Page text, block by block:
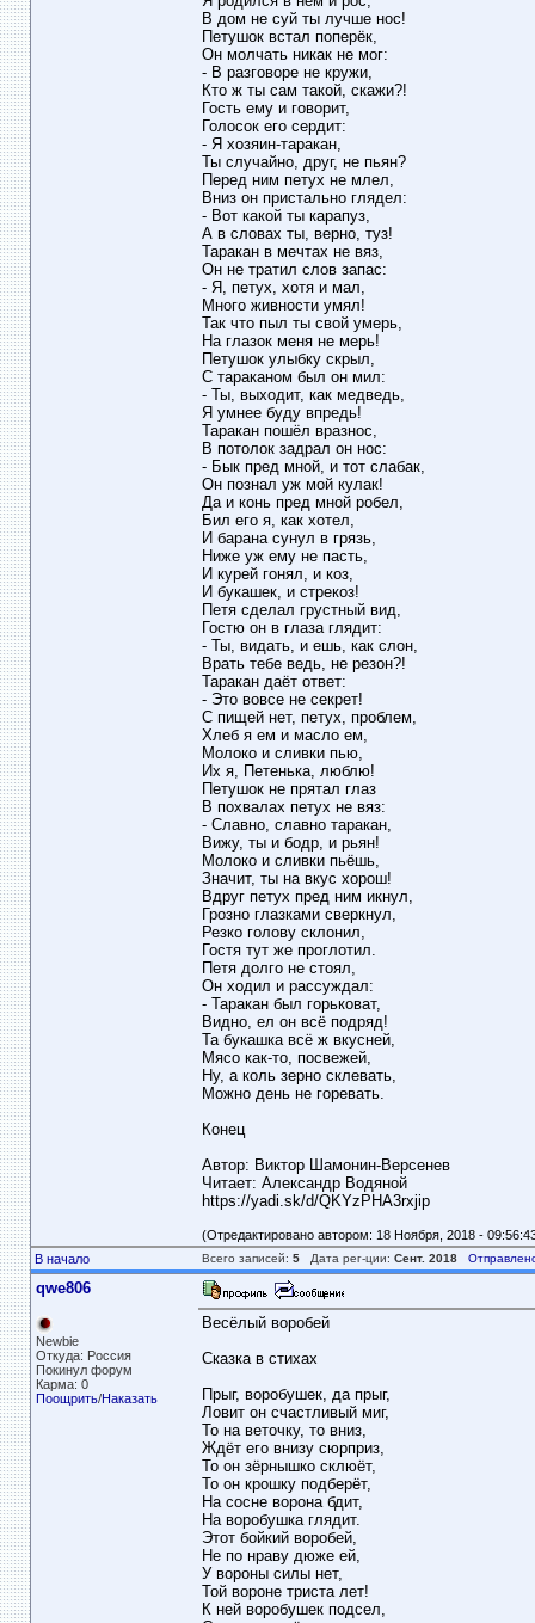
В дом не суй ты лучше нос!
Петушок встал поперёк,
Он молчать никак не мог:
- В разговоре не кружи,
Кто ж ты сам такой, скажи?!
Гость ему и говорит,
Голосок его сердит:
- Я хозяин-таракан,
Ты случайно, друг, не пьян?
Перед ним петух не млел,
Вниз он пристально глядел:
- Вот какой ты карапуз,
А в словах ты, верно, туз!
Таракан в мечтах не вяз,
Он не тратил слов запас:
- Я, петух, хотя и мал,
Много живности умял!
Так что пыл ты свой умерь,
На глазок меня не мерь!
Петушок улыбку скрыл,
С тараканом был он мил:
- Ты, выходит, как медведь,
Я умнее буду впредь!
Таракан пошёл вразнос,
В потолок задрал он нос:
- Бык пред мной, и тот слабак,
Он познал уж мой кулак!
Да и конь пред мной робел,
Бил его я, как хотел,
И барана сунул в грязь,
Ниже уж ему не пасть,
И курей гонял, и коз,
И букашек, и стрекоз!
Петя сделал грустный вид,
Гостю он в глаза глядит:
- Ты, видать, и ешь, как слон,
Врать тебе ведь, не резон?!
Таракан даёт ответ:
- Это вовсе не секрет!
С пищей нет, петух, проблем,
Хлеб я ем и масло ем,
Молоко и сливки пью,
Их я, Петенька, люблю!
Петушок не прятал глаз
В похвалах петух не вяз:
- Славно, славно таракан,
Вижу, ты и бодр, и рьян!
Молоко и сливки пьёшь,
Значит, ты на вкус хорош!
Вдруг петух пред ним икнул,
Грозно глазками сверкнул,
Резко голову склонил,
Гостя тут же проглотил.
Петя долго не стоял,
Он ходил и рассуждал:
- Таракан был горьковат,
Видно, ел он всё подряд!
Та букашка всё ж вкусней,
Мясо как-то, посвежей,
Ну, а коль зерно склевать,
Можно день не горевать.
Конец
Автор: Виктор Шамонин-Версенев
Читает: Александр Водяной
https://yadi.sk/d/QKYzPHA3rxjip
(Отредактировано автором: 18 Ноября, 2018 -
В начало
Всего записей: 5Дата рег-ции: Сент. 2018
qwe806
Newbie
Откуда: Россия
Покинул форум
Карма: 0
Поощрить/Наказать
Весёлый воробей
Сказка в стихах
Прыг, воробушек, да прыг,
Ловит он счастливый миг,
То на веточку, то вниз,
Ждёт его внизу сюрприз,
То он зёрнышко склюёт,
То он крошку подберёт,
На сосне ворона бдит,
На воробушка глядит.
Этот бойкий воробей,
Не по нраву дюже ей,
У вороны силы нет,
Той вороне триста лет!
К ней воробушек подсел,